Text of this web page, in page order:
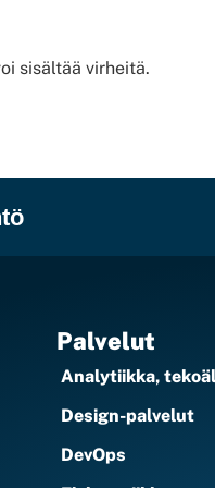
sisältää virheitä.
Palvelut
Analytiikka,
Design-palvelut
DevOps